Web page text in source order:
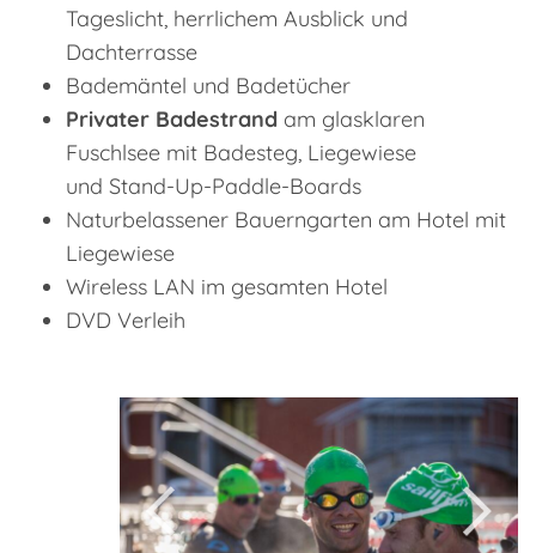
Tageslicht, herrlichem Ausblick und
Dachterrasse
Bademäntel und Badetücher
Privater Badestrand am glasklaren
Fuschlsee mit Badesteg, Liegewiese
und Stand-Up-Paddle-Boards
Naturbelassener Bauerngarten am Hotel mit
Liegewiese
Wireless LAN im gesamten Hotel
DVD Verleih